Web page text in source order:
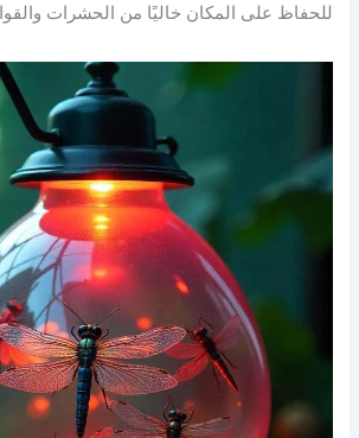
للحفاظ على المكان خاليًا من الحشرات